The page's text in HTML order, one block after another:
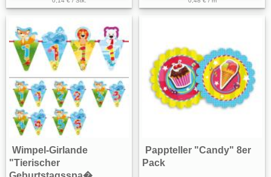
Wimpel-Girlande
"Tierischer
Pappteller "Candy" 8er
Pack